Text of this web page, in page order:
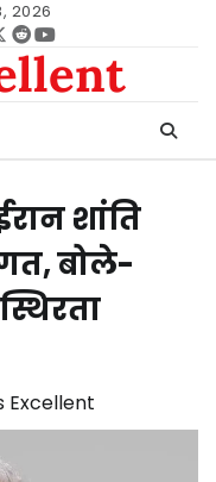
2026
redditYoutube
शांति
बोले-
Excellent